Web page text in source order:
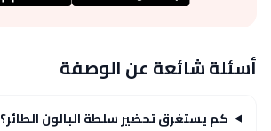
أسئلة شائعة عن الوصفة
كم يستغرق تحضير سلطة البالون الطائر؟